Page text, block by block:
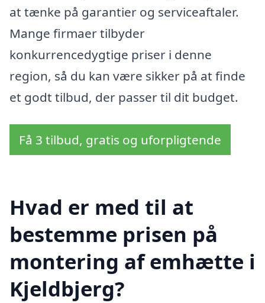
at tænke på garantier og serviceaftaler.
Mange firmaer tilbyder
konkurrencedygtige priser i denne
region, så du kan være sikker på at finde
et godt tilbud, der passer til dit budget.
Få 3 tilbud, gratis og uforpligtende
Hvad er med til at
bestemme prisen på
montering af emhætte i
Kjeldbjerg?